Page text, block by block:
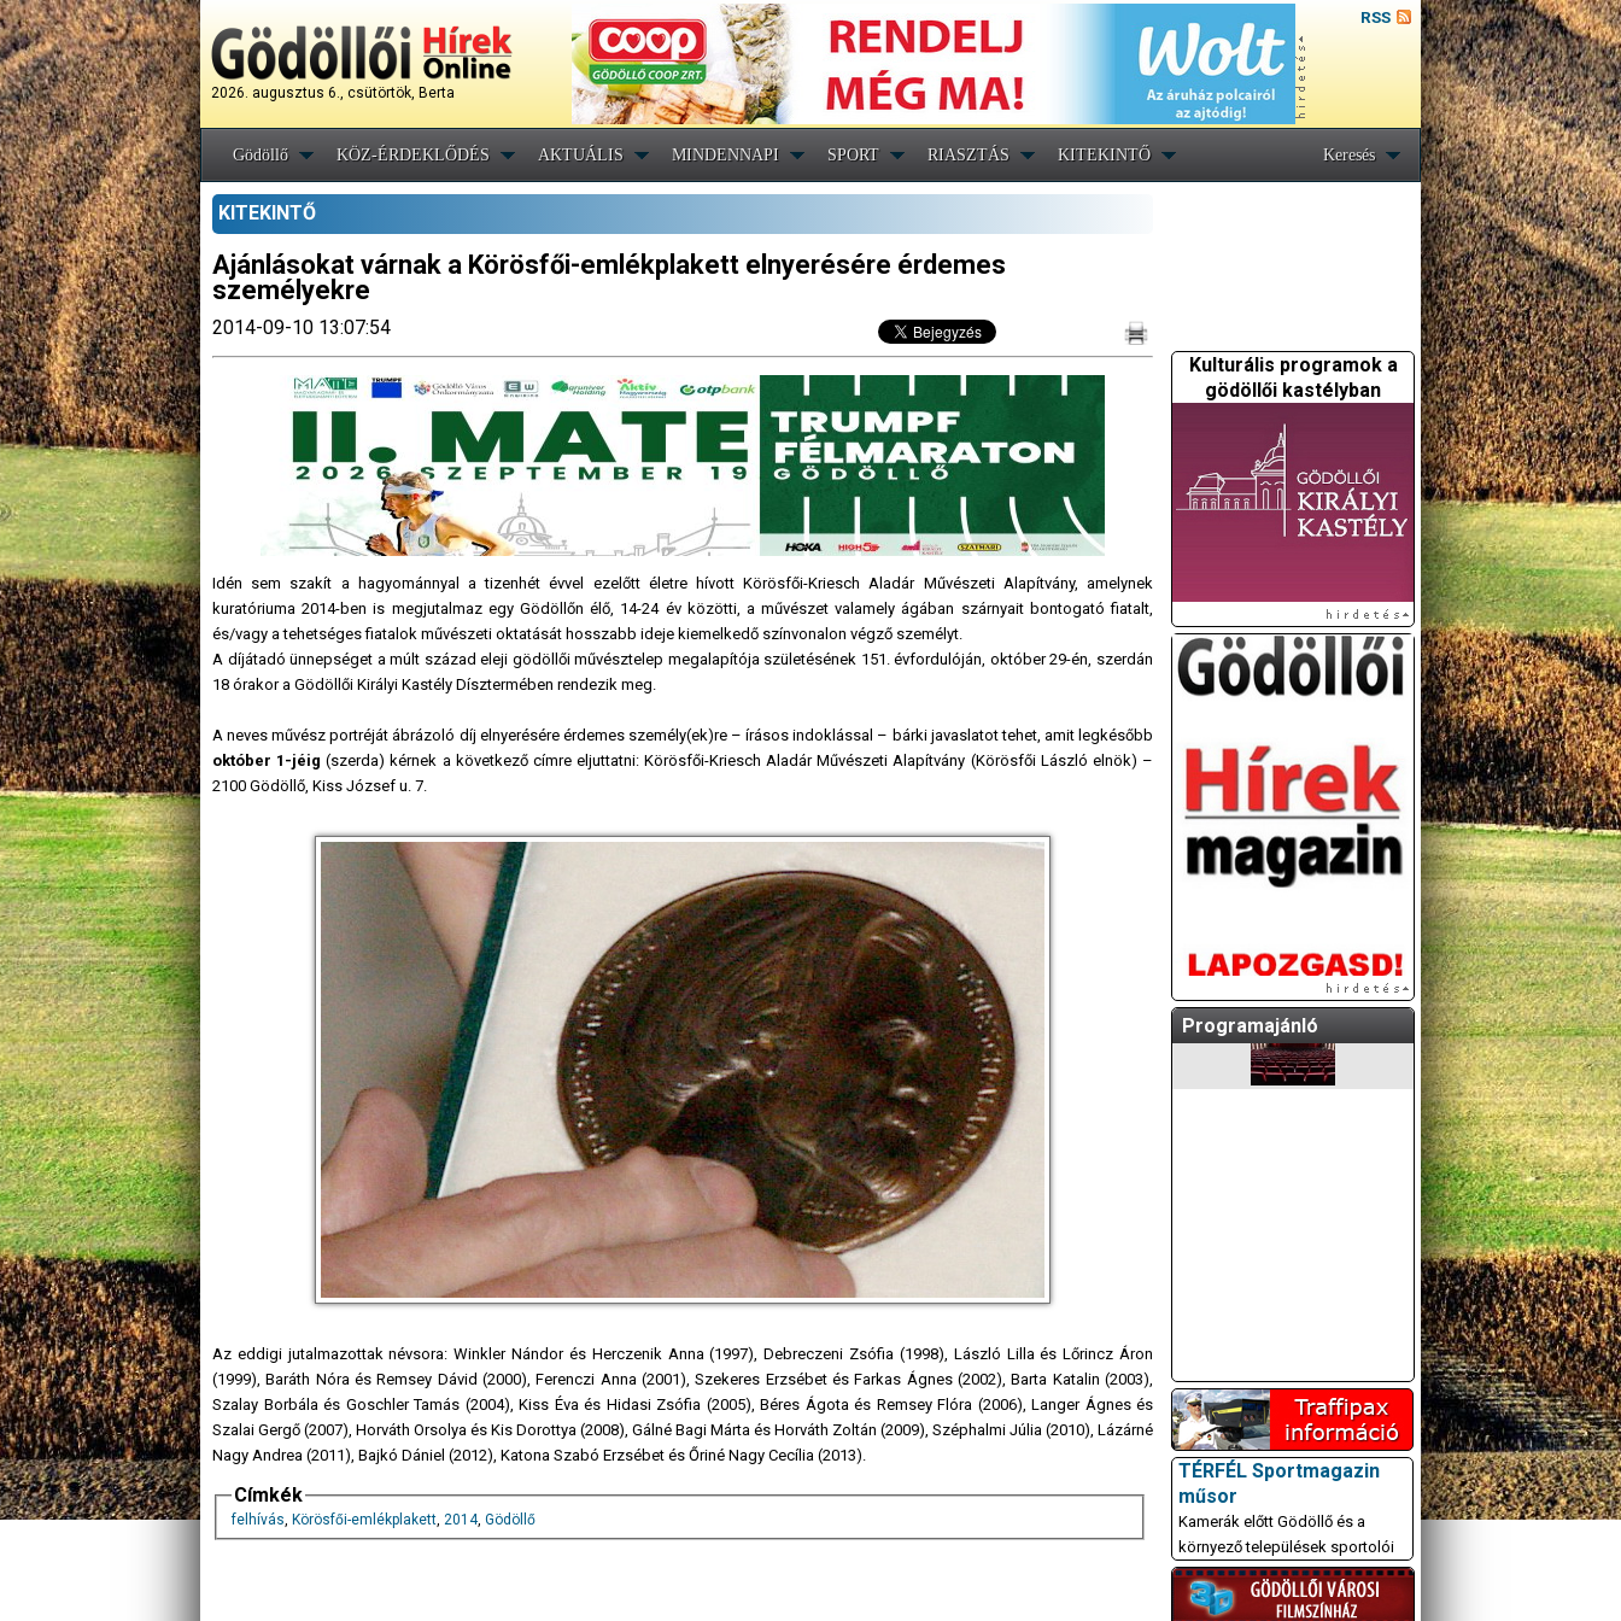
2026. augusztus 6., csütörtök, Berta
RSS
Gödöllő KÖZ-ÉRDEKLŐDÉS AKTUÁLIS MINDENNAPI SPORT RIASZTÁS KITEKINTŐ Keresés
KITEKINTŐ
Ajánlásokat várnak a Körösfői-emlékplakett elnyerésére érdemes
személyekre
2014-09-10 13:07:54
Idén sem szakít a hagyománnyal a tizenhét évvel ezelőtt életre hívott Körösfői-Kriesch Aladár Művészeti Alapítvány, amelynek
kuratóriuma 2014-ben is megjutalmaz egy Gödöllőn élő, 14-24 év közötti, a művészet valamely ágában szárnyait bontogató fiatalt,
és/vagy a tehetséges fiatalok művészeti oktatását hosszabb ideje kiemelkedő színvonalon végző személyt.
A díjátadó ünnepséget a múlt század eleji gödöllői művésztelep megalapítója születésének 151. évfordulóján, október 29-én, szerdán
18 órakor a Gödöllői Királyi Kastély Dísztermében rendezik meg.
A neves művész portréját ábrázoló díj elnyerésére érdemes személy(ek)re – írásos indoklással – bárki javaslatot tehet, amit legkésőbb
október 1-jéig (szerda) kérnek a következő címre eljuttatni: Körösfői-Kriesch Aladár Művészeti Alapítvány (Körösfői László elnök) –
2100 Gödöllő, Kiss József u. 7.
Az eddigi jutalmazottak névsora: Winkler Nándor és Herczenik Anna (1997), Debreczeni Zsófia (1998), László Lilla és Lőrincz Áron
(1999), Baráth Nóra és Remsey Dávid (2000), Ferenczi Anna (2001), Szekeres Erzsébet és Farkas Ágnes (2002), Barta Katalin (2003),
Szalay Borbála és Goschler Tamás (2004), Kiss Éva és Hidasi Zsófia (2005), Béres Ágota és Remsey Flóra (2006), Langer Ágnes és
Szalai Gergő (2007), Horváth Orsolya és Kis Dorottya (2008), Gálné Bagi Márta és Horváth Zoltán (2009), Széphalmi Júlia (2010), Lázárné
Nagy Andrea (2011), Bajkó Dániel (2012), Katona Szabó Erzsébet és Őriné Nagy Cecília (2013).
Címkék
felhívás, Körösfői-emlékplakett, 2014, Gödöllő
Kulturális programok a
gödöllői kastélyban
Programajánló
A GÖDÖLLŐI ÉS
KÖRNYÉKBELI
KULTURÁLIS- ÉS
OLDALUNKON TESSZÜK
KÖZZÉ!
TÉRFÉL Sportmagazin
műsor
Kamerák előtt Gödöllő és a
környező települések sportolói